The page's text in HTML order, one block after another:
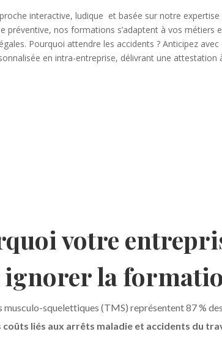
interactive, ludique et basée sur notre expertise
préventive, nos formations s’adaptent à vos métiers
Pourquoi attendre les accidents ? Anticipez avec
en intra-entreprise, délivrant une attestation
votre
la
musculo-squelettiques (TMS) représentent 87 %
liés aux arrêts maladie et accidents du